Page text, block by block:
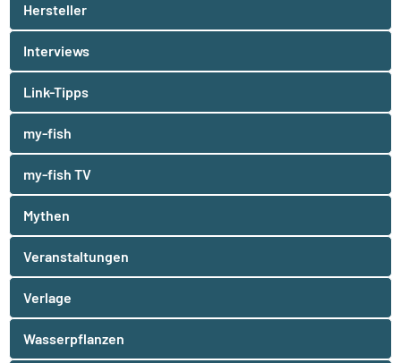
Hersteller
Interviews
Link-Tipps
my-fish
my-fish TV
Mythen
Veranstaltungen
Verlage
Wasserpflanzen